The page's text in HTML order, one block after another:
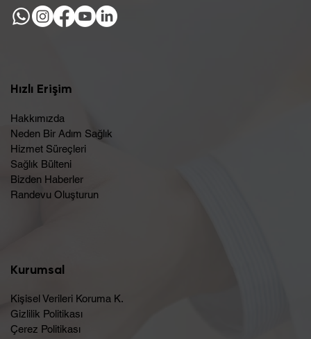
Hızlı Erişim
Hakkımızda
Neden Bir Adım Sağlık
Hizmet Süreçleri
Sağlık Bülteni
Bizden Haberler
Randevu Oluşturun​
Kurumsal
Kişisel Verileri Koruma K.
Gizlilik Politikası
Çerez Politikası